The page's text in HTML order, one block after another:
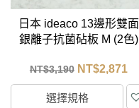
日本 ideaco 13邊形雙面
銀離子抗菌砧板 M (2色)
NT$3,190 NT$2,871
選擇規格